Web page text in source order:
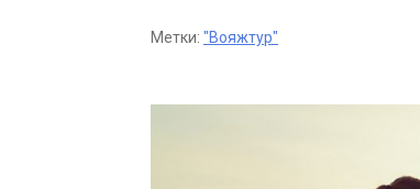
Метки: "Вояжтур"